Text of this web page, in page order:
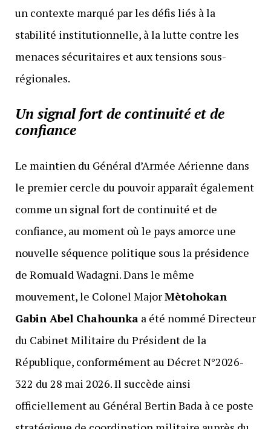
un contexte marqué par les défis liés à la
stabilité institutionnelle, à la lutte contre les
menaces sécuritaires et aux tensions sous-
régionales.
Un signal fort de continuité et de
confiance
Le maintien du Général d’Armée Aérienne dans
le premier cercle du pouvoir apparaît également
comme un signal fort de continuité et de
confiance, au moment où le pays amorce une
nouvelle séquence politique sous la présidence
de Romuald Wadagni. Dans le même
mouvement, le Colonel MajorMètohokan
Gabin Abel Chahounka a été nommé Directeur
du Cabinet Militaire du Président de la
République, conformément au Décret N°2026-
322 du 28 mai 2026. Il succède ainsi
officiellement au Général Bertin Bada à ce poste